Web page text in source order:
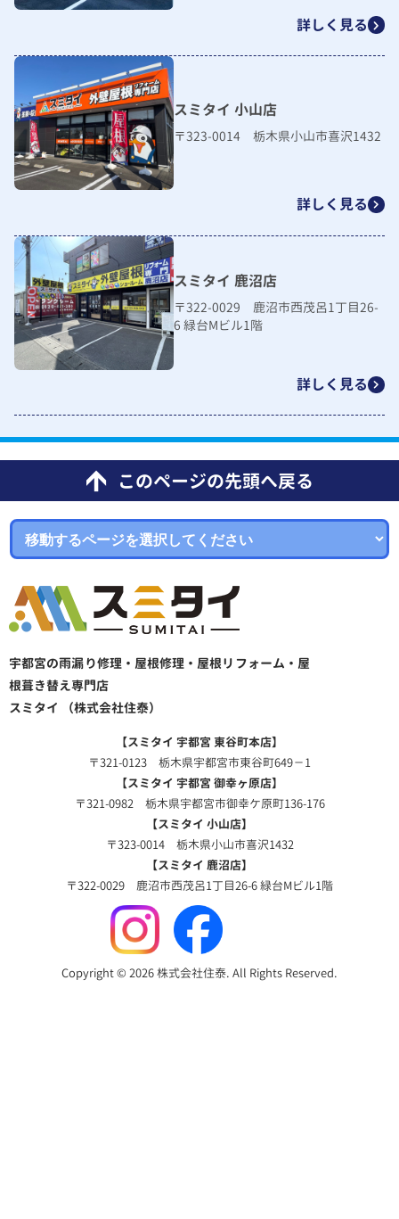
詳しく見る
スミタイ 小山店
〒323-0014 栃木県小山市喜沢1432
詳しく見る
スミタイ 鹿沼店
〒322-0029 鹿沼市西茂呂1丁目26-
6 緑台Mビル1階
詳しく見る
このページの先頭へ戻る
宇都宮の雨漏り修理・屋根修理・屋根リフォーム・屋
根葺き替え専門店
スミタイ （株式会社住泰）
【スミタイ 宇都宮 東谷町本店】
〒321-0123 栃木県宇都宮市東谷町649－1
【スミタイ 宇都宮 御幸ヶ原店】
〒321-0982 栃木県宇都宮市御幸ケ原町136-176
【スミタイ 小山店】
〒323-0014 栃木県小山市喜沢1432
【スミタイ 鹿沼店】
〒322-0029 鹿沼市西茂呂1丁目26-6 緑台Mビル1階
Copyright © 2026 株式会社住泰. All Rights Reserved.